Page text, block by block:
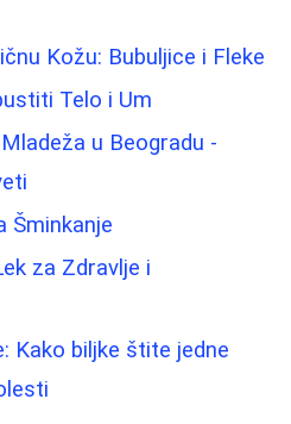
Kožu: Bubuljice i Fleke
Telo i Um
u Beogradu -
Šminkanje
za Zdravlje i
Kako biljke štite jedne